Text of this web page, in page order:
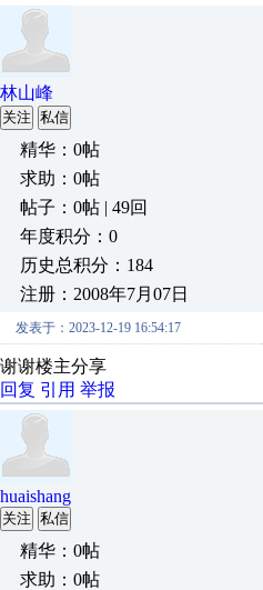
林山峰
关注 私信
精华：0帖
求助：0帖
帖子：0帖 | 49回
年度积分：0
历史总积分：184
注册：2008年7月07日
发表于：2023-12-19 16:54:17
谢谢楼主分享
回复 引用 举报
huaishang
关注 私信
精华：0帖
求助：0帖